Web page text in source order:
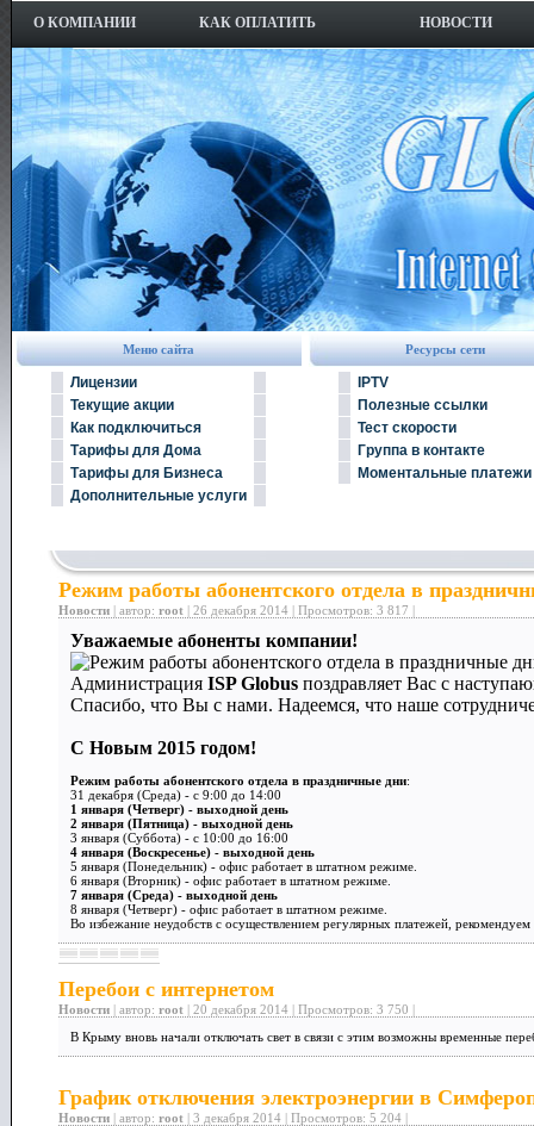
О КОМПАНИИ КАК ОПЛАТИТЬ НОВОСТИ
Меню сайта
Лицензии
Текущие акции
Как подключиться
Тарифы для Дома
Тарифы для Бизнеса
Дополнительные услуги
Ресурсы сети
IPTV
Полезные ссылки
Тест скорости
Группа в контакте
Моментальные платежи
Режим работы абонентского отдела в
Новости | автор: root | 26 декабря 2014 | Просмотров: 3 817 |
Уважаемые абоненты компании!
Администрация ISP Globus поздравляет Вас с
Спасибо, что Вы с нами. Надеемся, что наше
С Новым 2015 годом!
Режим работы абонентского отдела в праздничные дни:
31 декабря (Среда) - с 9:00 до 14:00
1 января (Четверг) - выходной день
2 января (Пятница) - выходной день
3 января (Суббота) - с 10:00 до 16:00
4 января (Воскресенье) - выходной день
5 января (Понедельник) - офис работает в штатном режиме.
6 января (Вторник) - офис работает в штатном режиме.
7 января (Среда) - выходной день
8 января (Четверг) - офис работает в штатном режиме.
Во избежание неудобств с осуществлением регулярных платежей,
Перебои с интернетом
Новости | автор: root | 20 декабря 2014 | Просмотров: 3 750 |
В Крыму вновь начали отключать свет в связи с этим возможны временные
График отключения электроэнергии в
Новости | автор: root | 3 декабря 2014 | Просмотров: 5 204 |